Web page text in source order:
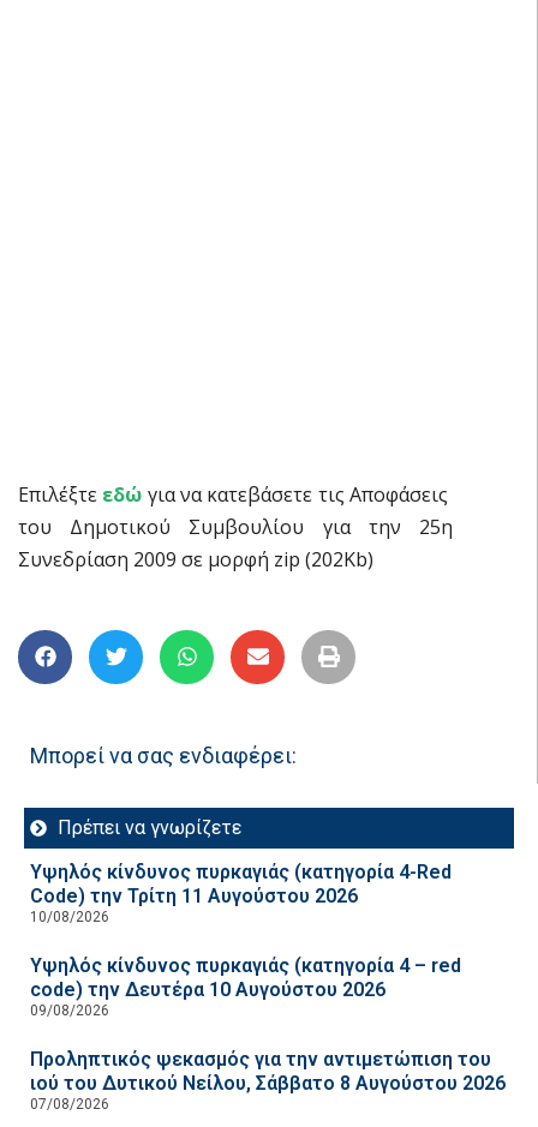
Επιλέξτε εδώ για να κατεβάσετε τις Aποφάσεις
του Δημοτικού Συμβουλίου για την 25η
Συνεδρίαση 2009 σε μορφή zip (202Kb)
Μπορεί να σας ενδιαφέρει:
Πρέπει να γνωρίζετε
Υψηλός κίνδυνος πυρκαγιάς (κατηγορία 4-Red
Code) την Τρίτη 11 Αυγούστου 2026
10/08/2026
Υψηλός κίνδυνος πυρκαγιάς (κατηγορία 4 – red
code) την Δευτέρα 10 Αυγούστου 2026
09/08/2026
Προληπτικός ψεκασμός για την αντιμετώπιση του
ιού του Δυτικού Νείλου, Σάββατο 8 Αυγούστου 2026
07/08/2026